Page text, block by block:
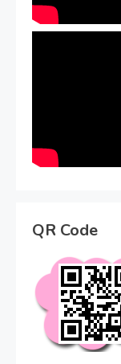
QR Code